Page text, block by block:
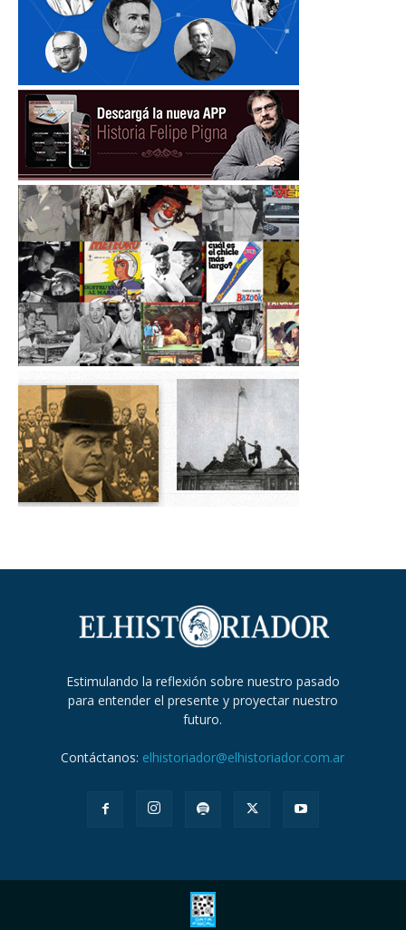
Estimulando la reflexión sobre nuestro pasado
para entender el presente y proyectar nuestro
futuro.
Contáctanos: elhistoriador@elhistoriador.com.ar